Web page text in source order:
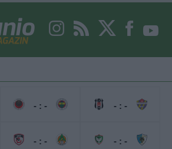
- : -
- : -
- : -
- : -